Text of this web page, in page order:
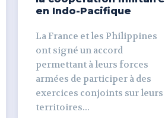
en Indo-Pacifique
La France et les Philippines
ont signé un accord
permettant à leurs forces
armées de participer à des
exercices conjoints sur leurs
territoires...